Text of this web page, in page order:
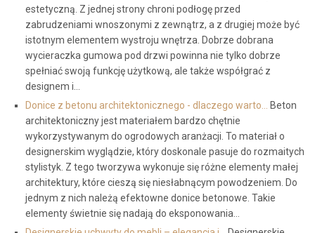
estetyczną. Z jednej strony chroni podłogę przed
zabrudzeniami wnoszonymi z zewnątrz, a z drugiej może być
istotnym elementem wystroju wnętrza. Dobrze dobrana
wycieraczka gumowa pod drzwi powinna nie tylko dobrze
spełniać swoją funkcję użytkową, ale także współgrać z
designem i…
Donice z betonu architektonicznego - dlaczego warto…
Beton
architektoniczny jest materiałem bardzo chętnie
wykorzystywanym do ogrodowych aranżacji. To materiał o
designerskim wyglądzie, który doskonale pasuje do rozmaitych
stylistyk. Z tego tworzywa wykonuje się różne elementy małej
architektury, które cieszą się niesłabnącym powodzeniem. Do
jednym z nich należą efektowne donice betonowe. Takie
elementy świetnie się nadają do eksponowania…